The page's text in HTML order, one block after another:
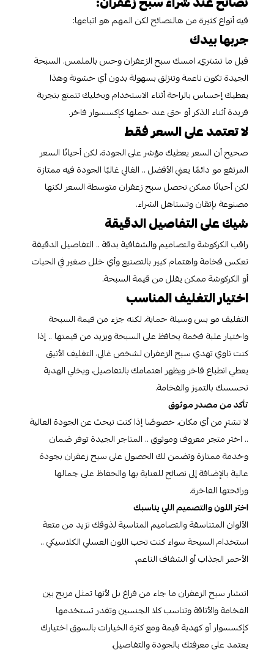
فيه أنواع كثيرة من هالنصائح لكن المهم هو اتباعها:
جربها بيدك
قبل ما تشتري، امسك سبح الزعفران وحس بالملمس. السبحة
الجيدة تكون ناعمة وتنزلق بسهولة بدون أي خشونة وهذا
يعطيك إحساس بالراحة أثناء الاستخدام ويخليك تتمتع بتجربة
فريدة أثناء الذكر أو حتى عند حملها كإكسسوار فاخر.
لا تعتمد على السعر فقط
صحيح أن السعر يعطيك مؤشر على الجودة، لكن أحيانًا السعر
المرتفع مو دائمًا يعني الأفضل .. الغالي غالبًا الجودة فيه ممتازة
لكن أحيانًا ممكن تحصل سبح زعفران متوسطة السعر لكنها
مصنوعة بإتقان وتستاهل الشراء.
شيك على التفاصيل الدقيقة
راقب الكركوشة والتصاميم والشفافية بدقة .. التفاصيل الدقيقة
تعكس فخامة واهتمام كبير بالتصنيع وأي خلل صغير في الحبات
أو الكركوشة ممكن يقلل من قيمة السبحة.
اختيار التغليف المناسب
التغليف مو بس وسيلة حماية، لكنه جزء من قيمة السبحة
واختيار علبة فخمة يحافظ على السبحة ويزيد من قيمتها .. إذا
كنت ناوي تهدي سبح الزعفران لشخص غالي، التغليف الأنيق
يعطي انطباع فاخر ويظهر اهتمامك بالتفاصيل، ويخلي الهدية
تحسسك بالتميز والفخامة.
تأكد من مصدر موثوق
لا تشترِ من أي مكان، خصوصًا إذا كنت تبحث عن الجودة العالية
.. اختر متجر معروف وموثوق .. المتاجر الجيدة توفر ضمان
وخدمة ممتازة وتضمن لك الحصول على سبح زعفران بجودة
عالية بالإضافة إلى نصائح للعناية بها والحفاظ على جمالها
ورائحتها الفاخرة.
اختر اللون والتصميم اللي يناسبك
الألوان المتناسقة والتصاميم المناسبة لذوقك تزيد من متعة
استخدام السبحة سواء كنت تحب اللون العسلي الكلاسيكي ..
الأحمر الجذاب أو الشفاف الناعم.
انتشار سبح الزعفران ما جاء من فراغ بل لأنها تمثل مزيج بين
الفخامة والأناقة وتناسب كلا الجنسين وتقدر تستخدمها
كإكسسوار أو كهدية قيمة ومع كثرة الخيارات بالسوق اختيارك
يعتمد على معرفتك بالجودة والتفاصيل.